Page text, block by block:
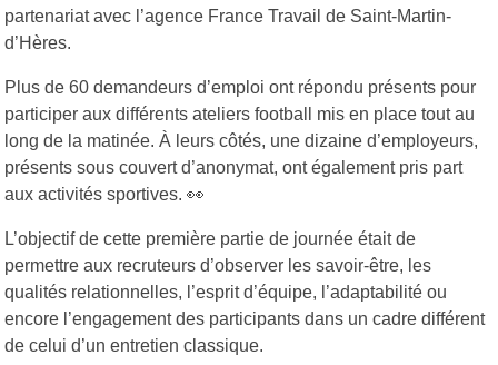
partenariat avec l’agence France Travail de Saint-Martin-
d’Hères.
Plus de 60 demandeurs d’emploi ont répondu présents pour
participer aux différents ateliers football mis en place tout au
long de la matinée. À leurs côtés, une dizaine d’employeurs,
présents sous couvert d’anonymat, ont également pris part
aux activités sportives. 👀
L’objectif de cette première partie de journée était de
permettre aux recruteurs d’observer les savoir-être, les
qualités relationnelles, l’esprit d’équipe, l’adaptabilité ou
encore l’engagement des participants dans un cadre différent
de celui d’un entretien classique.